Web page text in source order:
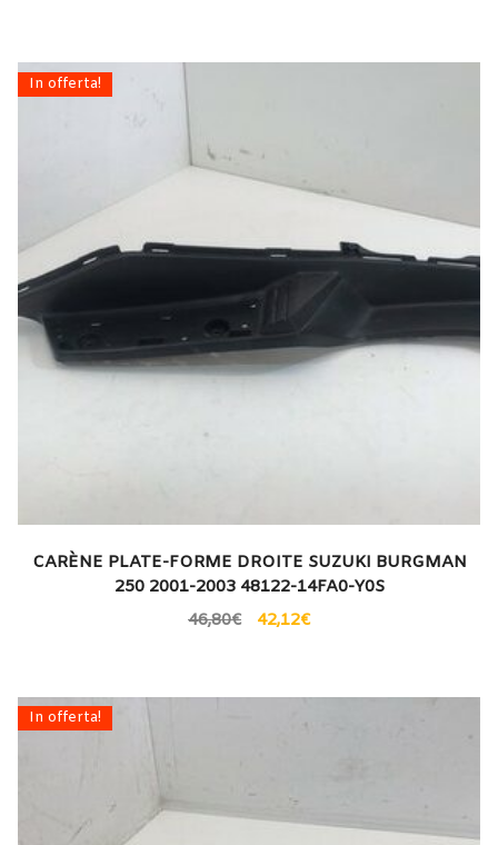
In offerta!
CARÈNE PLATE-FORME DROITE SUZUKI BURGMAN
250 2001-2003 48122-14FA0-Y0S
46,80€ 42,12€
In offerta!